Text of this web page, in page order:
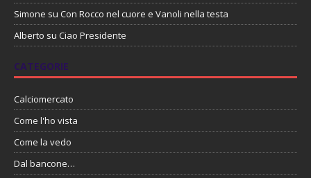
Simone su Con Rocco nel cuore e Vanoli nella testa
Alberto su Ciao Presidente
CATEGORIE
Calciomercato
Come l'ho vista
Come la vedo
Dal bancone…